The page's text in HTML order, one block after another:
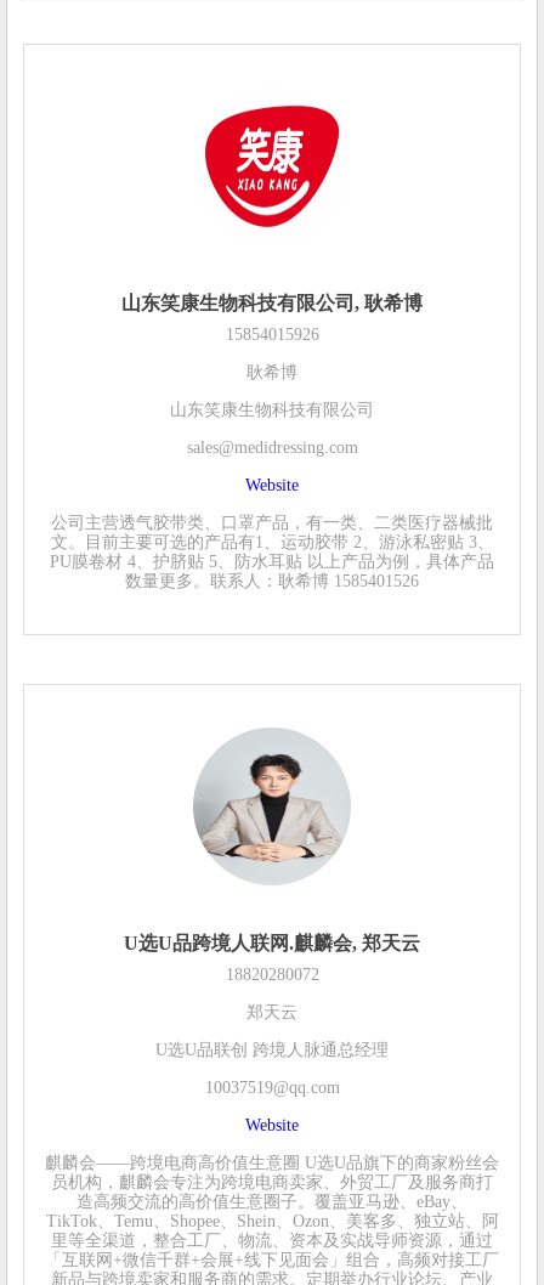
山东笑康生物科技有限公司, 耿希博
15854015926
耿希博
山东笑康生物科技有限公司
sales@medidressing.com
Website
公司主营透气胶带类、口罩产品，有一类、二类医疗器械批
文。目前主要可选的产品有1、运动胶带 2、游泳私密贴 3、
PU膜卷材 4、护脐贴 5、防水耳贴 以上产品为例，具体产品
数量更多。联系人：耿希博 1585401526
U选U品跨境人联网.麒麟会, 郑天云
18820280072
郑天云
U选U品联创 跨境人脉通总经理
10037519@qq.com
Website
麒麟会——跨境电商高价值生意圈 U选U品旗下的商家粉丝会
员机构，麒麟会专注为跨境电商卖家、外贸工厂及服务商打
造高频交流的高价值生意圈子。覆盖亚马逊、eBay、
TikTok、Temu、Shopee、Shein、Ozon、美客多、独立站、阿
里等全渠道，整合工厂、物流、资本及实战导师资源，通过
「互联网+微信千群+会展+线下见面会」组合，高频对接工厂
新品与跨境卖家和服务商的需求。定期举办行业论坛、产业